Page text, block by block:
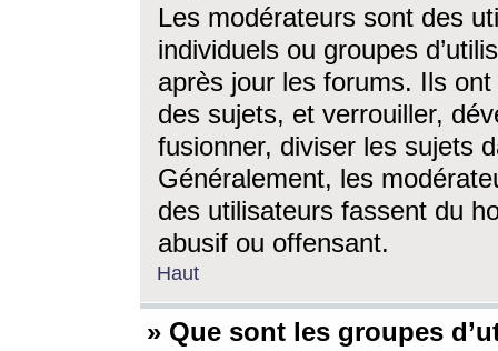
Les modérateurs sont des
individuels ou groupes
après jour les forums. Ils ont
des sujets, et verrouiller,
fusionner, diviser les sujets
Généralement, les
des utilisateurs fassent du
abusif ou offensant.
Haut
» Que sont les groupes